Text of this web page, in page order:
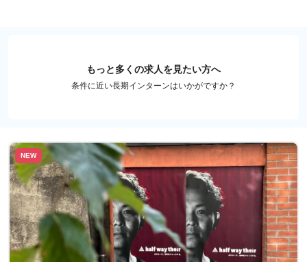
もっと多くの求人を見たい方へ
条件に近い長期インターンはいかがですか？
NEW